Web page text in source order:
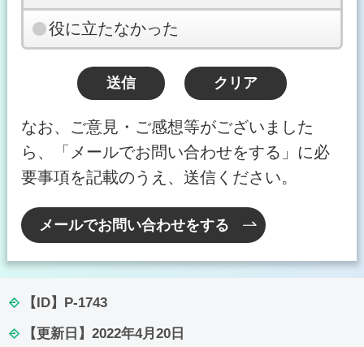
役に立たなかった
なお、ご意見・ご感想等がございました
ら、「メールでお問い合わせをする」に必
要事項を記載のうえ、送信ください。
メールでお問い合わせをする
【ID】 P-1743
【更新日】 2022年4月20日